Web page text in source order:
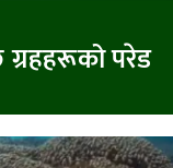
ग्रहहरूको परेड